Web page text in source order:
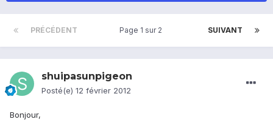
PRÉCÉDENT SUIVANT
Page 1 sur 2
shuipasunpigeon
Posté(e) 12 février 2012
Bonjour,